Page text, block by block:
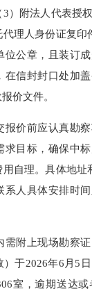
）附法人代表授
理人身份证复印
位公章，且装订
在信封封口处加
价文件。
价前应认真勘察
求目标，确保中
自理。具体地址
系人具体安排时
附上现场勘察证
于2026年6月5
室，逾期送达